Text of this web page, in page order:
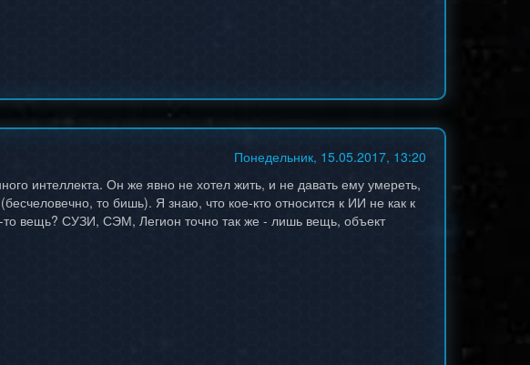
Понедельник, 15.05.2017, 13:20
интеллекта. Он же явно не хотел жить, и не давать ему умереть,
то бишь). Я знаю, что кое-кто относится к ИИ не как к
вещь? СУЗИ, СЭМ, Легион точно так же - лишь вещь, объект